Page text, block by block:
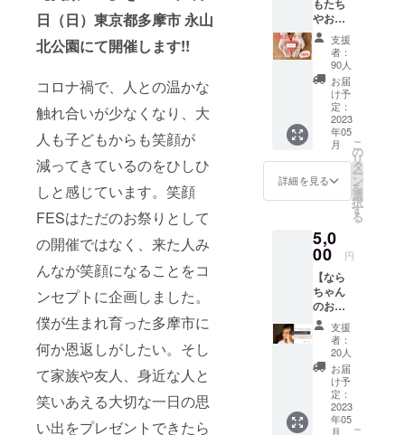
日（日）東京都多摩市 永山
北公園にて開催します!!
コロナ禍で、人との温かな
触れ合いが少なくなり、大
人も子どもからも笑顔が
減ってきているのをひしひ
しと感じています。笑顔
FESはただのお祭りとして
の開催ではなく、来た人み
んなが笑顔になることをコ
ンセプトに企画しました。
僕が生まれ育った多摩市に
何か恩返しがしたい。そし
て家族や友人、身近な人と
笑いあえる大切な一日の思
い出をプレゼントできたら
私も共に涙
した思い出
がありま
す。その後
元気づけた
合って想い
を伝えたり
もしました
が、娘は気
減っていき
ました。
それと同時
期に、僕が
働く児童養
護施設でも
同じような
ことが起き
ていまし
もたち
やお母
さんの
笑顔を
広げ
る 笑
顔応援
チケッ
ト】 こ
のチ
ケット
は世界
中の子
どもた
ちやお
たちの
笑顔を
増やす
ための
応援チ
ケッ
ト。 子
どもた
ちが笑
顔FES
当日
に、会
場では
しゃ
支援
者：
90人
お届
け予
定：
2023
年05
月
詳細を見る
こ
の
リ
タ
ー
ン
を
選
択
す
る
5,0
00 円
【なら
ちゃん
のお話
会】 心
を開い
てお話
しする
ことは
全ての
解放に
つなが
支援
者：
20人
お届
け予
定：
2023
年05
月
こ